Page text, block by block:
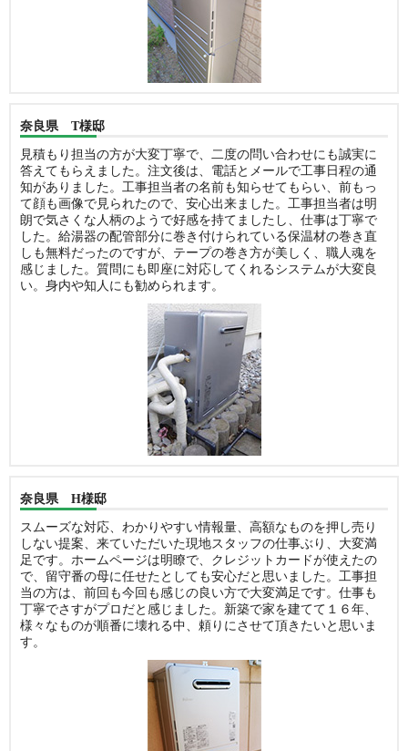
奈良県 T様邸
見積もり担当の方が大変丁寧で、二度の問い合わせにも誠実に
答えてもらえました。注文後は、電話とメールで工事日程の通
知がありました。工事担当者の名前も知らせてもらい、前もっ
て顔も画像で見られたので、安心出来ました。工事担当者は明
朗で気さくな人柄のようで好感を持てましたし、仕事は丁寧で
した。給湯器の配管部分に巻き付けられている保温材の巻き直
しも無料だったのですが、テープの巻き方が美しく、職人魂を
感じました。質問にも即座に対応してくれるシステムが大変良
い。身内や知人にも勧められます。
奈良県 H様邸
スムーズな対応、わかりやすい情報量、高額なものを押し売り
しない提案、来ていただいた現地スタッフの仕事ぶり、大変満
足です。ホームページは明瞭で、クレジットカードが使えたの
で、留守番の母に任せたとしても安心だと思いました。工事担
当の方は、前回も今回も感じの良い方で大変満足です。仕事も
丁寧でさすがプロだと感じました。新築で家を建てて１６年、
様々なものが順番に壊れる中、頼りにさせて頂きたいと思いま
す。